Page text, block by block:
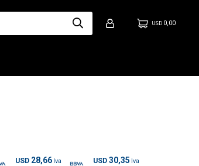
USD 0,00
USD 28,66 USD 30,35